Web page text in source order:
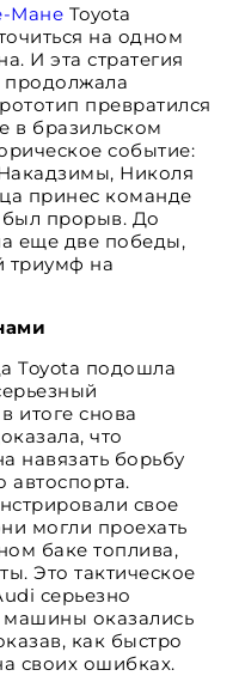
Мане Toyota
на одном
И эта стратегия
продолжала
превратился
в бразильском
событие:
Николя
принес команде
был прорыв. До
еще две победы,
триумф на
Toyota подошла
итоге снова
что
навязать борьбу
автоспорта.
свое
могли проехать
баке топлива,
Это тактическое
серьезно
машины оказались
как быстро
своих ошибках.